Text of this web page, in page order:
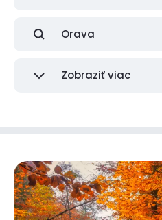
Orava
Zobraziť viac